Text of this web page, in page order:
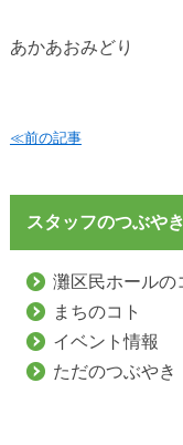
あかあおみどり
≪前の記事
スタッフのつぶや
灘区民ホールの
まちのコト
イベント情報
ただのつぶやき